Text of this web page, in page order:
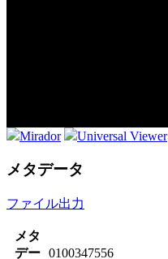
Mirador Universal Viewer
メタデータ
ファイル出力
メタ
デー
0100347556